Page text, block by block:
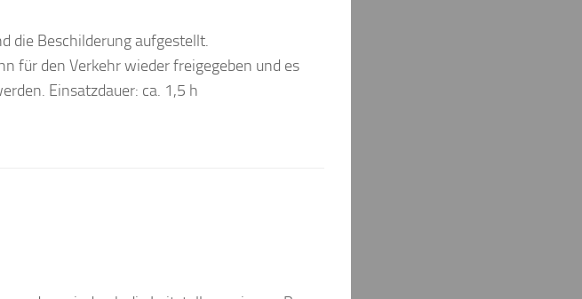
die Beschilderung aufgestellt.
für den Verkehr wieder freigegeben und es
Einsatzdauer: ca. 1,5 h